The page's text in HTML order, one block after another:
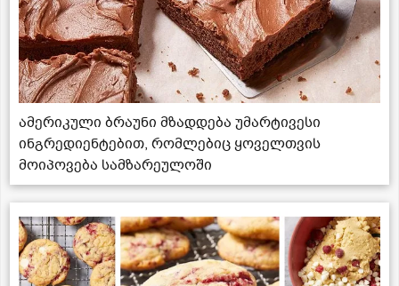
ამერიკული ბრაუნი მზადდება უმარტივესი
ინგრედიენტებით, რომლებიც ყოველთვის
მოიპოვება სამზარეულოში